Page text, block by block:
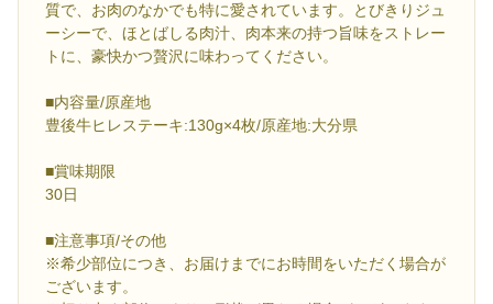
質で、お肉のなかでも特に愛されています。とびきりジュ
ーシーで、ほとばしる肉汁、肉本来の持つ旨味をストレー
トに、豪快かつ贅沢に味わってください。
■内容量/原産地
豊後牛ヒレステーキ:130g×4枚/原産地:大分県
■賞味期限
30日
■注意事項/その他
※希少部位につき、お届けまでにお時間をいただく場合が
ございます。